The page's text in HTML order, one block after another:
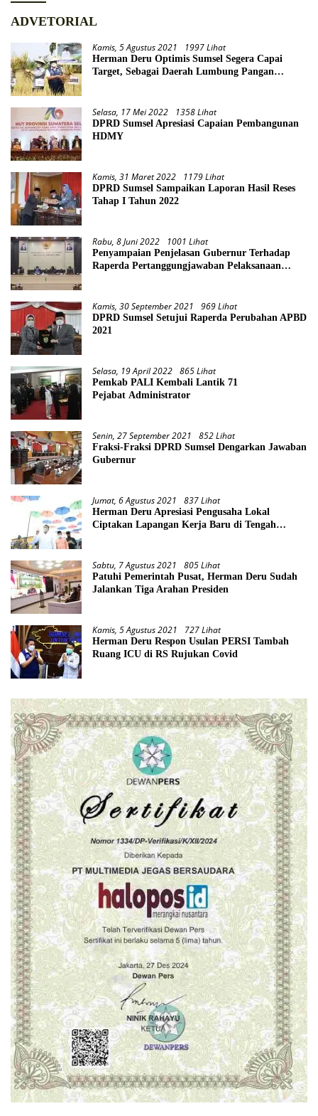
ADVETORIAL
Kamis, 5 Agustus 2021 1997 Lihat
Herman Deru Optimis Sumsel Segera Capai
Target, Sebagai Daerah Lumbung Pangan
Selasa, 17 Mei 2022 1358 Lihat
DPRD Sumsel Apresiasi Capaian Pembangunan
HDMY
Kamis, 31 Maret 2022 1179 Lihat
DPRD Sumsel Sampaikan Laporan Hasil Reses
Tahap I Tahun 2022
Rabu, 8 Juni 2022 1001 Lihat
Penyampaian Penjelasan Gubernur Terhadap
Raperda Pertanggungjawaban Pelaksanaan
Kamis, 30 September 2021 969 Lihat
DPRD Sumsel Setujui Raperda Perubahan APBD
2021
Selasa, 19 April 2022 865 Lihat
Pemkab PALI Kembali Lantik 71
Pejabat Administrator
Senin, 27 September 2021 852 Lihat
Fraksi-Fraksi DPRD Sumsel Dengarkan Jawaban
Gubernur
Jumat, 6 Agustus 2021 837 Lihat
Herman Deru Apresiasi Pengusaha Lokal
Ciptakan Lapangan Kerja Baru di Tengah
Sabtu, 7 Agustus 2021 805 Lihat
Patuhi Pemerintah Pusat, Herman Deru Sudah
Jalankan Tiga Arahan Presiden
Kamis, 5 Agustus 2021 727 Lihat
Herman Deru Respon Usulan PERSI Tambah
Ruang ICU di RS Rujukan Covid